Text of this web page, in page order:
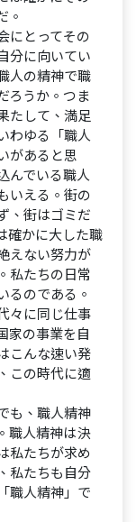
。
にとってその
分に向いてい
人の精神で職
ろうか。つま
たして、満足
わゆる「職人
があると思
んでいる職人
いえる。街の
、街はゴミだ
確かに大した職
えない努力が
私たちの日常
るのである。
々に同じ仕事
家の事業を自
こんな速い発
この時代に適
も、職人精神
職人精神は決
私たちが求め
私たちも自分
職人精神」で